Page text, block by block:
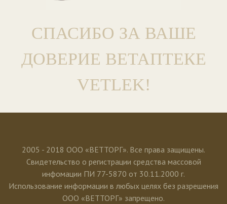
СПАСИБО ЗА ВАШЕ
ДОВЕРИЕ ВЕТАПТЕКЕ
VETLEK!
2005 - 2018 ООО «ВЕТТОРГ». Все права защищены.
Свидетельство о регистрации средства массовой
инфомации ПИ 77-5870 от 30.11.2000 г.
Использование информации в любых целях без разрешения
ООО «ВЕТТОРГ» запрещено.